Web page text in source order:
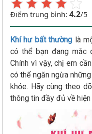
Điểm trung bình: 4.2/5
Khí hư bất thường là
có thể bạn đang mắc
Chính vì vậy, chị em
có thể ngăn ngừa
khỏe. Hãy cùng theo
thông tin đầy đủ về hiện